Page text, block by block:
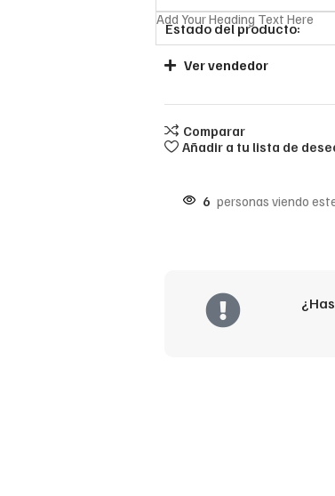
Estado del producto:
Add Your Heading Text Here
Ver vendedor
Comparar
Añadir a tu lista de
6 personas viendo